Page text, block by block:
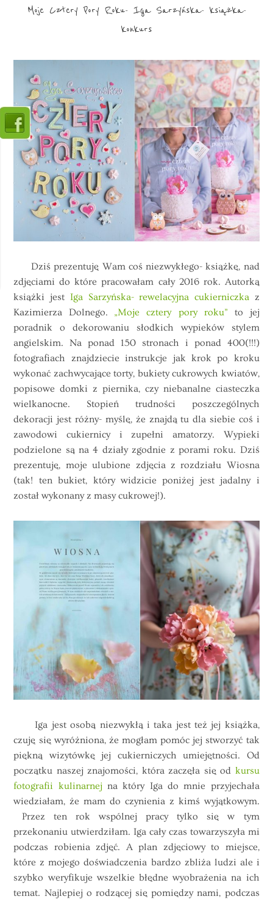
Moje Cztery Pory Roku- Iga Sarzyńska- książka-
konkurs
Dziś prezentuję Wam coś niezwykłego- książkę, nad
zdjęciami do które pracowałam cały 2016 rok. Autorką
książki jest Iga Sarzyńska- rewelacyjna cukierniczka z
Kazimierza Dolnego. „Moje cztery pory roku” to jej
poradnik o dekorowaniu słodkich wypieków stylem
angielskim. Na ponad 150 stronach i ponad 400(!!!)
fotografiach znajdziecie instrukcje jak krok po kroku
wykonać zachwycające torty, bukiety cukrowych kwiatów,
popisowe domki z piernika, czy niebanalne ciasteczka
wielkanocne. Stopień trudności poszczególnych
dekoracji jest różny- myślę, że znajdą tu dla siebie coś i
zawodowi cukiernicy i zupełni amatorzy. Wypieki
podzielone są na 4 działy zgodnie z porami roku. Dziś
prezentuję, moje ulubione zdjęcia z rozdziału Wiosna
(tak! ten bukiet, który widzicie poniżej jest jadalny i
został wykonany z masy cukrowej!).
Iga jest osobą niezwykłą i taka jest też jej książka,
czuję się wyróżniona, że mogłam pomóc jej stworzyć tak
piękną wizytówkę jej cukierniczych umiejętności. Od
początku naszej znajomości, która zaczęła się od kursu
fotografii kulinarnejna który Iga do mnie przyjechała
wiedziałam, że mam do czynienia z kimś wyjątkowym.
Przez ten rok wspólnej pracy tylko się w tym
przekonaniu utwierdziłam. Iga cały czas towarzyszyła mi
podczas robienia zdjęć. A plan zdjęciowy to miejsce,
które z mojego doświadczenia bardzo zbliża ludzi ale i
szybko weryfikuje wszelkie błędne wyobrażenia na ich
temat. Najlepiej o rodzącej się pomiędzy nami, podczas